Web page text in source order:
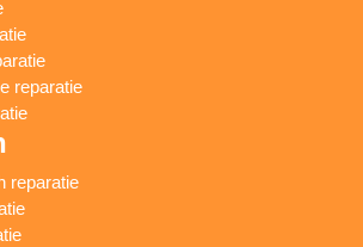
reparatie
reparatie